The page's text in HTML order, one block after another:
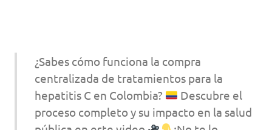
¿Sabes cómo funciona la compra
centralizada de tratamientos para la
hepatitis C en Colombia?
Descubre el
proceso completo y su impacto en la salud